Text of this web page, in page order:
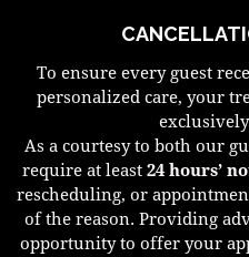
To ensure every guest
personalized care, your
As a courtesy to both our
require at least 24 hours’
rescheduling, or
of the reason. Providing
opportunity to offer your